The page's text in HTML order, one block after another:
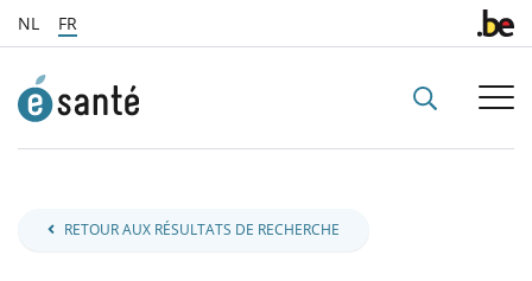
NL FR
RETOUR AUX RÉSULTATS DE RECHERCHE